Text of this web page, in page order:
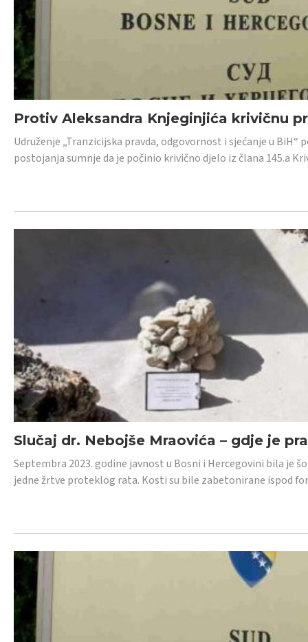
Protiv Aleksandra Knjeginjića krivičnu
Udruženje „Tranzicijska pravda, odgovornost i sjećanje u
postojanja sumnje da je počinio krivično djelo iz člana 145.a
Slučaj dr. Nebojše Mraovića – gdje je
Septembra 2023. godine javnost u Bosni i Hercegovini bila je
jedne žrtve proteklog rata. Kosti su bile zabetonirane ispod